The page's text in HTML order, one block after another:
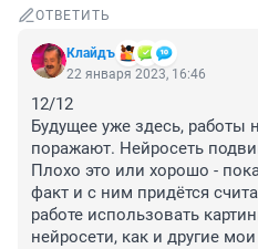
ОТВЕТИТЬ
Клайдъ
22 января 2023, 16:46
12/12
Будущее уже здесь, работы
поражают. Нейросеть
Плохо это или хорошо -
факт и с ним придётся
работе использовать
нейросети, как и другие